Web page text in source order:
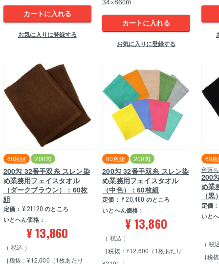
カートに入れる
お気に入りに登録する
カートに入れる
お気に入りに登録する
60枚組 200匁
200匁 32番手双糸 スレン染
め業務用フェイスタオル
（ダークブラウン）：60枚
組
定価： ¥ 21,120 のところ
いとへん価格：
¥13,860
税込
［税抜：¥12,600（1枚あたり
60枚組 200匁
200匁 32番手双糸 スレン染
め業務用フェイスタオル
（中色）：60枚組
定価： ¥ 20,460 のところ
いとへん価格：
¥13,860
税込
［税抜：¥12,600（1枚あたり
60
色落
200
め業
（
定価：
いと
税
［税